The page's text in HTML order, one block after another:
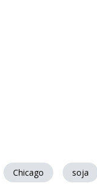
Chicago soja